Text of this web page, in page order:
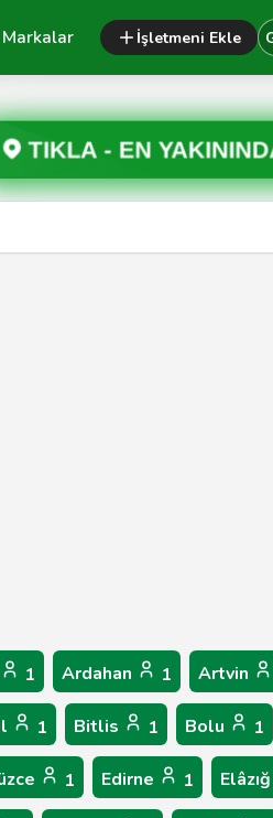
Markalar İşletmeni Ekle
TIKLA - EN
1 Ardahan 1 Artvin
1 Bitlis 1 Bolu 1
1 Edirne 1 Elâzığ